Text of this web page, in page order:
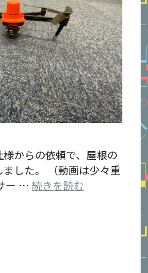
からの依頼で、屋根の
した。 （動画は少々重
ー … 続きを読む